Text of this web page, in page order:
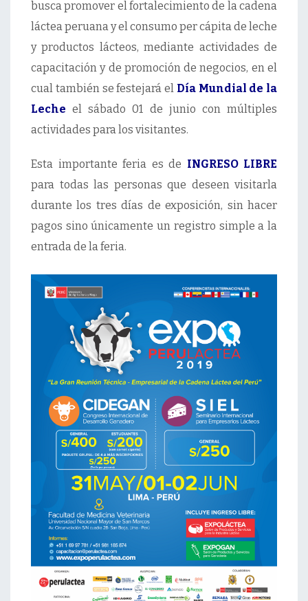
busca promover el fortalecimiento de la cadena
láctea peruana y el consumo per cápita de leche
y productos lácteos, mediante actividades de
capacitación y de promoción de negocios, en el
cual también se festejará el Día Mundial de la
Leche el sábado 01 de junio con múltiples
actividades para los visitantes.
Esta importante feria es de INGRESO LIBRE
para todas las personas que deseen visitarla
durante los tres días de exposición, sin hacer
pagos sino únicamente un registro simple a la
entrada de la feria.